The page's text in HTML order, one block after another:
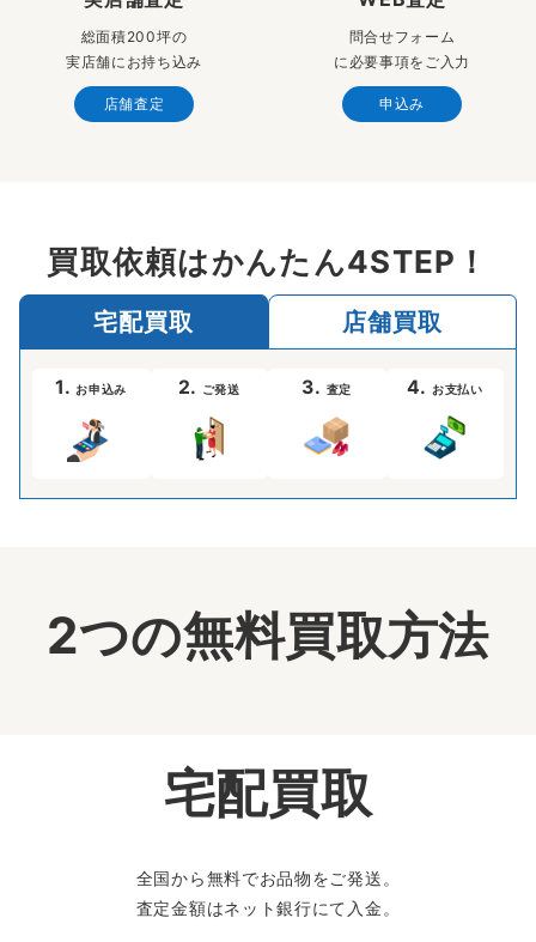
総面積200坪の
実店舗にお持ち込み
店舗査定
問合せフォーム
に必要事項をご入力
申込み
買取依頼はかんたん4STEP！
宅配買取 店舗買取
1. お申込み 2. ご発送 3. 査定 4. お支払い
2つの無料買取方法
宅配買取
全国から無料でお品物をご発送。
査定金額はネット銀行にて入金。